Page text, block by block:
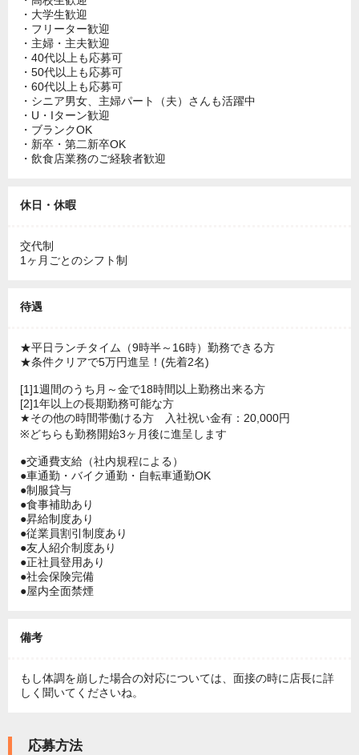
・大学生歓迎
・フリーター歓迎
・主婦・主夫歓迎
・40代以上も応募可
・50代以上も応募可
・60代以上も応募可
・シニア男女、主婦パート（夫）さんも活躍中
・U・Iターン歓迎
・ブランクOK
・新卒・第二新卒OK
・飲食店業務のご経験者歓迎
休日・休暇
交代制
1ヶ月ごとのシフト制
待遇
★平日ランチタイム（9時半～16時）勤務できる方
★条件クリアで5万円進呈！(先着2名)
[1]1週間のうち月～金で18時間以上勤務出来る方
[2]1年以上の長期勤務可能な方
★その他の時間帯働ける方 入社祝い金有：20,000円
※どちらも勤務開始3ヶ月後に進呈します
●交通費支給（社内規程による）
●車通勤・バイク通勤・自転車通勤OK
●制服貸与
●食事補助あり
●昇給制度あり
●従業員割引制度あり
●友人紹介制度あり
●正社員登用あり
●社会保険完備
●屋内全面禁煙
備考
もし体調を崩した場合の対応については、面接の時に店長に詳
しく聞いてくださいね。
応募方法